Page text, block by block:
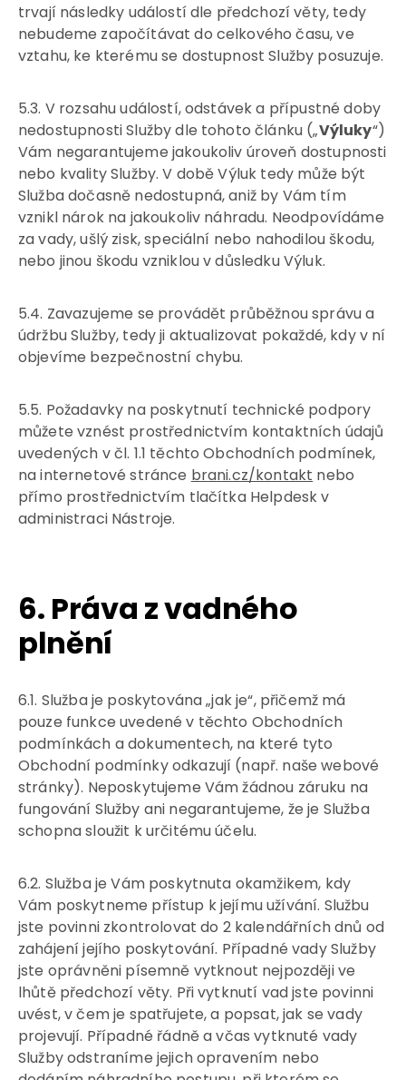
trvají následky událostí dle předchozí věty, tedy
nebudeme započítávat do celkového času, ve
vztahu, ke kterému se dostupnost Služby posuzuje.
5.3. V rozsahu událostí, odstávek a přípustné doby
nedostupnosti Služby dle tohoto článku („Výluky“)
Vám negarantujeme jakoukoliv úroveň dostupnosti
nebo kvality Služby. V době Výluk tedy může být
Služba dočasně nedostupná, aniž by Vám tím
vznikl nárok na jakoukoliv náhradu. Neodpovídáme
za vady, ušlý zisk, speciální nebo nahodilou škodu,
nebo jinou škodu vzniklou v důsledku Výluk.
5.4. Zavazujeme se provádět průběžnou správu a
údržbu Služby, tedy ji aktualizovat pokaždé, kdy v ní
objevíme bezpečnostní chybu.
5.5. Požadavky na poskytnutí technické podpory
můžete vznést prostřednictvím kontaktních údajů
uvedených v čl. 1.1 těchto Obchodních podmínek,
na internetové stránce brani.cz/kontakt nebo
přímo prostřednictvím tlačítka Helpdesk v
administraci Nástroje.
6. Práva z vadného
plnění
6.1. Služba je poskytována „jak je“, přičemž má
pouze funkce uvedené v těchto Obchodních
podmínkách a dokumentech, na které tyto
Obchodní podmínky odkazují (např. naše webové
stránky). Neposkytujeme Vám žádnou záruku na
fungování Služby ani negarantujeme, že je Služba
schopna sloužit k určitému účelu.
6.2. Služba je Vám poskytnuta okamžikem, kdy
Vám poskytneme přístup k jejímu užívání. Službu
jste povinni zkontrolovat do 2 kalendářních dnů od
zahájení jejího poskytování. Případné vady Služby
jste oprávněni písemně vytknout nejpozději ve
lhůtě předchozí věty. Při vytknutí vad jste povinni
uvést, v čem je spatřujete, a popsat, jak se vady
projevují. Případné řádně a včas vytknuté vady
Služby odstraníme jejich opravením nebo